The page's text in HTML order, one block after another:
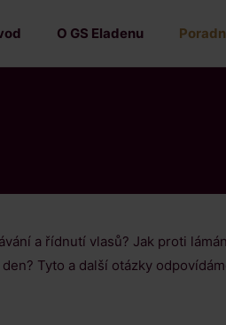
O GS Eladenu
a řídnutí vlasů? Jak proti
Tyto a další otázky